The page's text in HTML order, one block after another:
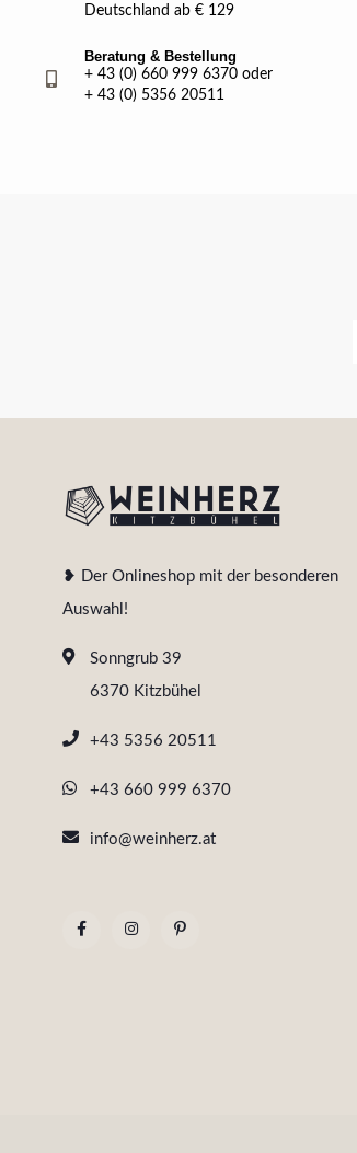
Deutschland ab € 129
Beratung & Bestellung
+ 43 (0) 660 999 6370 oder
+ 43 (0) 5356 20511
❥ Der Onlineshop mit der besonderen
Auswahl!
Sonngrub 39
6370 Kitzbühel
+43 5356 20511
+43 660 999 6370
info@weinherz.at